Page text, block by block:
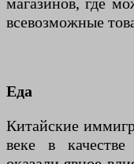
всевозможные
Еда
Китайские
веке в